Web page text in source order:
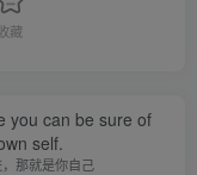
藏
you can be sure of
self.
那就是你自己